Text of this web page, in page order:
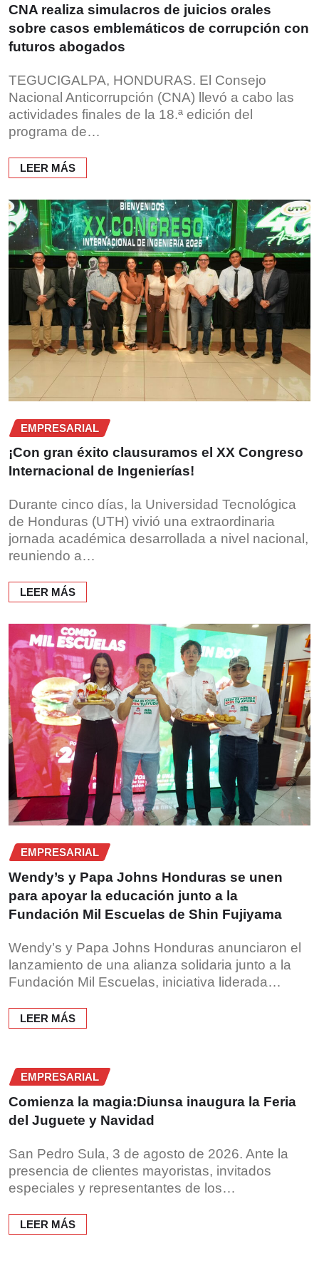
CNA realiza simulacros de juicios orales
sobre casos emblemáticos de corrupción con
futuros abogados
TEGUCIGALPA, HONDURAS. El Consejo
Nacional Anticorrupción (CNA) llevó a cabo las
actividades finales de la 18.ª edición del
programa de…
LEER MÁS
EMPRESARIAL
¡Con gran éxito clausuramos el XX Congreso
Internacional de Ingenierías!
Durante cinco días, la Universidad Tecnológica
de Honduras (UTH) vivió una extraordinaria
jornada académica desarrollada a nivel nacional,
reuniendo a…
LEER MÁS
EMPRESARIAL
Wendy’s y Papa Johns Honduras se unen
para apoyar la educación junto a la
Fundación Mil Escuelas de Shin Fujiyama
Wendy’s y Papa Johns Honduras anunciaron el
lanzamiento de una alianza solidaria junto a la
Fundación Mil Escuelas, iniciativa liderada…
LEER MÁS
EMPRESARIAL
Comienza la magia:Diunsa inaugura la Feria
del Juguete y Navidad
San Pedro Sula, 3 de agosto de 2026. Ante la
presencia de clientes mayoristas, invitados
especiales y representantes de los…
LEER MÁS